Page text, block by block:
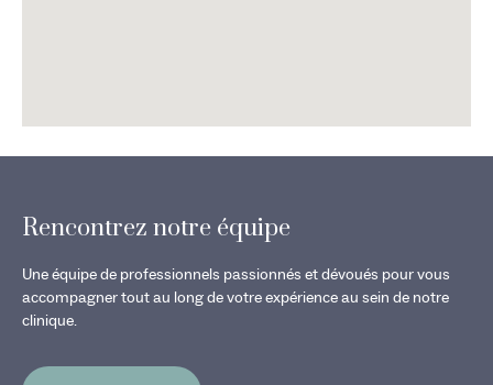
Rencontrez notre équipe
Une équipe de professionnels passionnés et dévoués pour vous
accompagner tout au long de votre expérience au sein de notre
clinique.